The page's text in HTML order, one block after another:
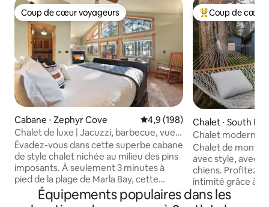
Coup de cœur voyageurs
Coup de cœur voyageurs
Cabane ⋅ Zephyr Cove Évaluation moyenne sur la
4,9 (198)
Chalet de luxe | Jacuzzi, barbecue, vue
sur le lac | 10 couchages
Évadez-vous dans cette superbe cabane
de style chalet nichée au milieu des pins
imposants. À seulement 3 minutes à
pied de la plage de Marla Bay, cette
retraite de luxe allie charme rustique et
confort moderne. Profitez de la vue sur
Coups de cœur
Coup de cœur
Chalet ⋅ South
Chalet moderne
Chalet de
avec style, avec
chiens. Profitez
intimité grâce à
derrière le
à un sentier de
Équipements populaires dans les